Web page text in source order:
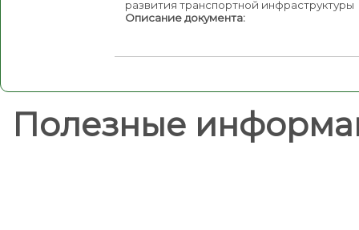
развития транспортной инфраструктуры
Описание документа:
Полезные